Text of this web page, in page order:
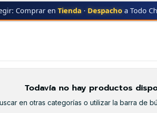
Comprar en Tienda · Despacho a Todo
CE255
Todavía no hay productos
en otras categorías o utilizar la barra de